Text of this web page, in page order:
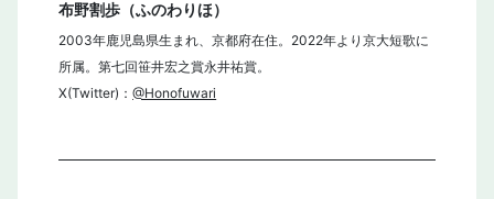
布野割歩（ふのわりほ）
2003年鹿児島県生まれ、京都府在住。2022年より京大短歌に
所属。第七回笹井宏之賞永井祐賞。
X(Twitter)：@Honofuwari